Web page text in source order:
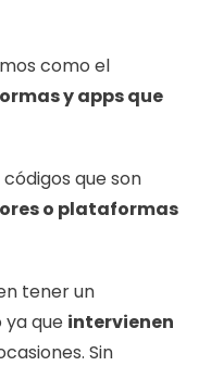
como el
y apps que
que son
o plataformas
tener un
que intervienen
Sin